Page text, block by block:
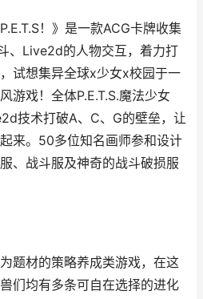
！》是一款ACG卡牌收集
、Live2d的人物交互，着力打
试想集异全球x少女x校园于一
游戏！全体P.E.T.S.魔法少女
技术打破A、C、G的壁垒，让
来。50多位知名画师参和设计
、战斗服及神奇的战斗破损服
题材的策略养成类游戏，在这
们均有多条可自在选择的进化